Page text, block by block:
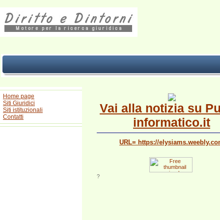
Home page
Siti Giuridici
Siti istituzionali
Contatti
Vai alla notizia su
informatico.it
URL= https://
?